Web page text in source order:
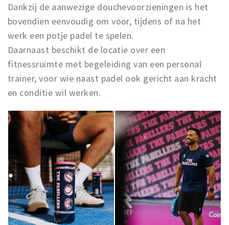
Dankzij de aanwezige douchevoorzieningen is het
bovendien eenvoudig om voor, tijdens of na het
werk een potje padel te spelen.
Daarnaast beschikt de locatie over een
fitnessruimte met begeleiding van een personal
trainer, voor wie naast padel ook gericht aan kracht
en conditie wil werken.